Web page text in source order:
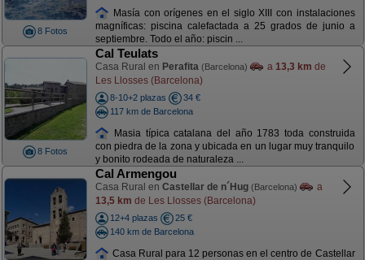
8 Fotos
Masía con orígenes en el siglo XIII con instalaciones
magníficas: piscina calefactada a 25 grados de junio a
septiembre. Todo el año: piscin ...
8 Fotos
Cal Teulats
Casa Rural en Perafita (Barcelona) a 13,3 km de
Les Llosses (Barcelona)
8-10+2 plazas
34 €
117 km de Barcelona
Masia típica catalana del año 1783 toda construida
con piedra de la zona y ubicada en un lugar muy tranquilo
y bonito rodeada de naturaleza ...
Cal Armengou
Casa Rural en Castellar de n´Hug (Barcelona)
a
13,5 km de Les Llosses (Barcelona)
12+4 plazas
25 €
140 km de Barcelona
Casa Rural para 12 personas en el centro de Castellar